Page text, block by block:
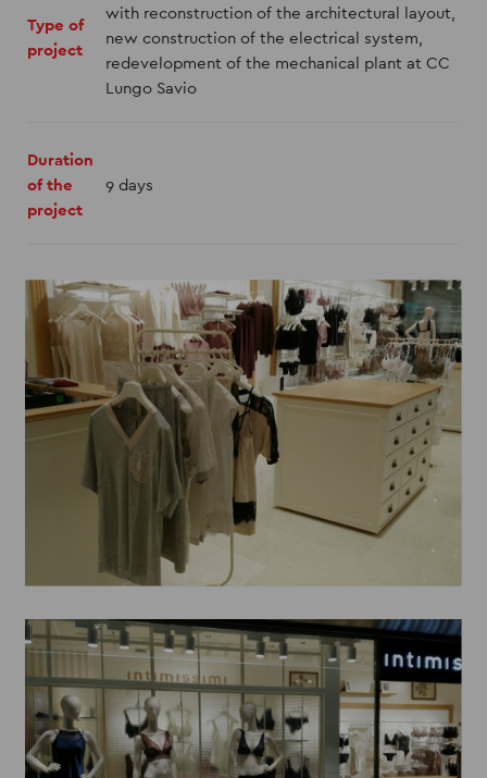
Type of
project
with reconstruction of the architectural layout,
new construction of the electrical system,
redevelopment of the mechanical plant at CC
Lungo Savio
Duration
of the
project
9 days